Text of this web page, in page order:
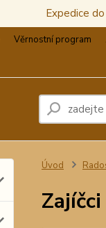
Expedice
Věrnostní program
Úvod